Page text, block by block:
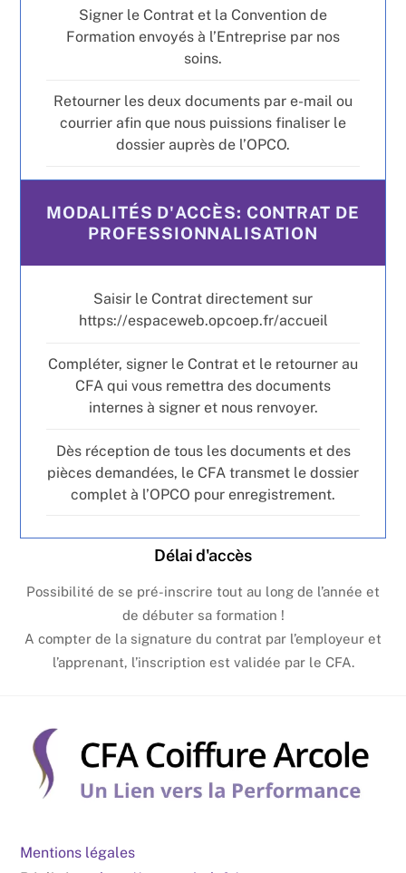
Signer le Contrat et la Convention de
Formation envoyés à l’Entreprise par nos
soins.
Retourner les deux documents par e-mail ou
courrier afin que nous puissions finaliser le
dossier auprès de l’OPCO.
MODALITÉS D'ACCÈS: CONTRAT DE
PROFESSIONNALISATION
Saisir le Contrat directement sur
https://espaceweb.opcoep.fr/accueil
Compléter, signer le Contrat et le retourner au
CFA qui vous remettra des documents
internes à signer et nous renvoyer.
Dès réception de tous les documents et des
pièces demandées, le CFA transmet le dossier
complet à l’OPCO pour enregistrement.
Délai d'accès
Possibilité de se pré-inscrire tout au long de l’année et
de débuter sa formation !
A compter de la signature du contrat par l’employeur et
l’apprenant, l’inscription est validée par le CFA.
Mentions légales